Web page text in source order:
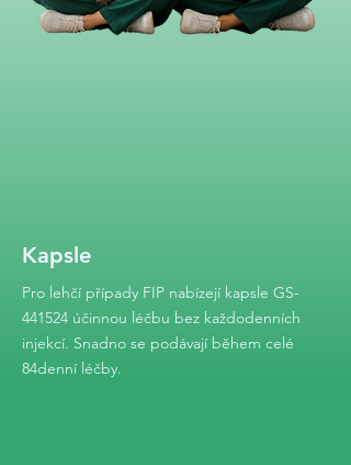
Kapsle
Pro lehčí případy FIP nabízejí kapsle GS-
441524 účinnou léčbu bez každodenních
injekcí. Snadno se podávají během celé
84denní léčby.